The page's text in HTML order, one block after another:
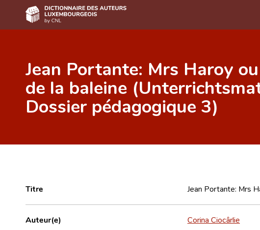
Auteur(e)s A-Z
Recherche avancée
Foire aux questions
Équipe scientifique
Jean Portante: Mrs Haroy
de la baleine
Dossier pédagogique 3)
Titre Jean Portante: Mrs
Auteur(e) Corina Ciocârlie